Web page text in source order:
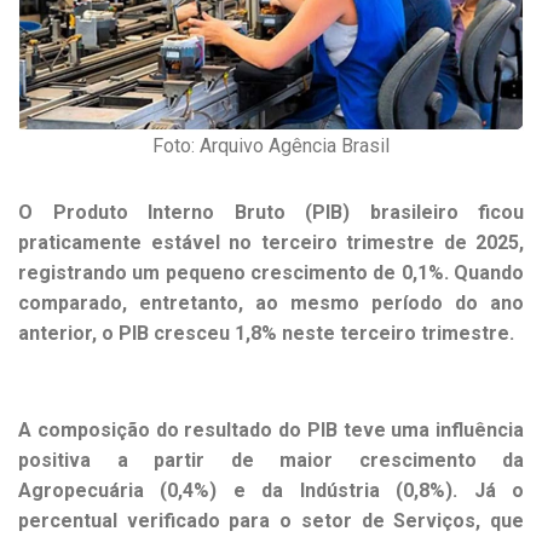
Foto: Arquivo Agência Brasil
O Produto Interno Bruto (PIB) brasileiro ficou
praticamente estável no terceiro trimestre de 2025,
registrando um pequeno crescimento de 0,1%. Quando
comparado, entretanto, ao mesmo período do ano
anterior, o PIB cresceu 1,8% neste terceiro trimestre.
A composição do resultado do PIB teve uma influência
positiva a partir de maior crescimento da
Agropecuária (0,4%) e da Indústria (0,8%). Já o
percentual verificado para o setor de Serviços, que